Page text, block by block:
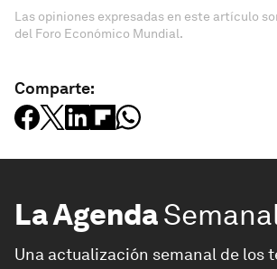
Las opiniones expresadas en este artículo
del Foro Económico Mundial.
Comparte:
La Agenda
Una actualización semanal de los